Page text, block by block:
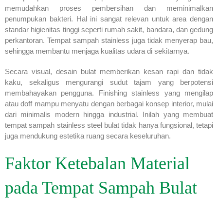
memudahkan proses pembersihan dan meminimalkan
penumpukan bakteri. Hal ini sangat relevan untuk area dengan
standar higienitas tinggi seperti rumah sakit, bandara, dan gedung
perkantoran. Tempat sampah stainless juga tidak menyerap bau,
sehingga membantu menjaga kualitas udara di sekitarnya.
Secara visual, desain bulat memberikan kesan rapi dan tidak
kaku, sekaligus mengurangi sudut tajam yang berpotensi
membahayakan pengguna. Finishing stainless yang mengilap
atau doff mampu menyatu dengan berbagai konsep interior, mulai
dari minimalis modern hingga industrial. Inilah yang membuat
tempat sampah stainless steel bulat tidak hanya fungsional, tetapi
juga mendukung estetika ruang secara keseluruhan.
Faktor Ketebalan Material
pada Tempat Sampah Bulat